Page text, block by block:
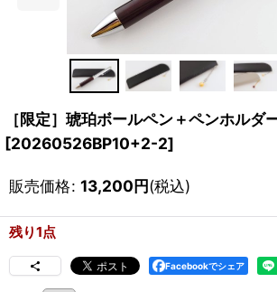
［限定］琥珀ボールペン＋ペンホルダ
[20260526BP10+2-2]
販売価格: 13,200円(税込)
残り1点
Facebookでシェア